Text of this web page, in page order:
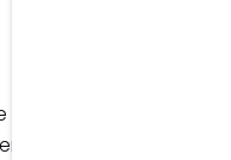
Online-Portale